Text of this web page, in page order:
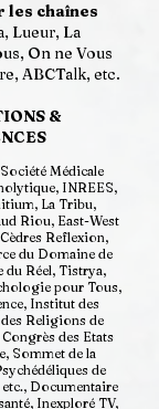
les chaînes
Lueur, La
On ne Vous
ABCTalk, etc.
&
Médicale
INREES,
La Tribu,
Riou, East-West
Reflexion,
du Domaine de
du Réel, Tistrya,
pour Tous,
Institut des
Religions de
des Etats
Sommet de la
de
Documentaire
Inexploré TV,